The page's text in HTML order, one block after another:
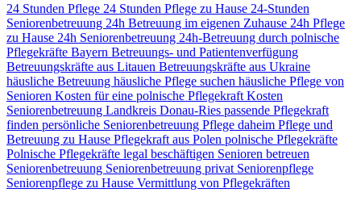
24 Stunden Pflege 24 Stunden Pflege zu Hause 24-Stunden
Seniorenbetreuung 24h Betreuung im eigenen Zuhause 24h Pflege
zu Hause 24h Seniorenbetreuung 24h-Betreuung durch polnische
Pflegekräfte Bayern Betreuungs- und Patientenverfügung
Betreuungskräfte aus Litauen Betreuungskräfte aus Ukraine
häusliche Betreuung häusliche Pflege suchen häusliche Pflege von
Senioren Kosten für eine polnische Pflegekraft Kosten
Seniorenbetreuung Landkreis Donau-Ries passende Pflegekraft
finden persönliche Seniorenbetreuung Pflege daheim Pflege und
Betreuung zu Hause Pflegekraft aus Polen polnische Pflegekräfte
Polnische Pflegekräfte legal beschäftigen Senioren betreuen
Seniorenbetreuung Seniorenbetreuung privat Seniorenpflege
Seniorenpflege zu Hause Vermittlung von Pflegekräften